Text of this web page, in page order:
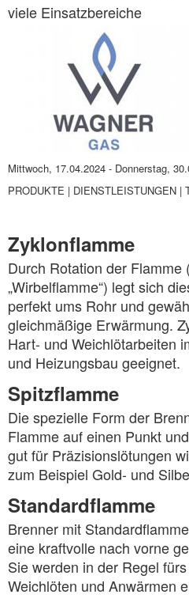
viele Einsatzbereiche
Mittwoch, 17.04.2024 - Donnerstag,
PRODUKTE | DIENSTLEISTUNGEN |
Zyklonflamme
Durch Rotation der Flamme
„Wirbelflamme“) legt sich
perfekt ums Rohr und
gleichmäßige Erwärmung.
Hart- und Weichlötarbeiten
und Heizungsbau geeignet.
Spitzflamme
Die spezielle Form der
Flamme auf einen Punkt
gut für Präzisionslötungen
zum Beispiel Gold- und
Standardflamme
Brenner mit
eine kraftvolle nach vorne
Sie werden in der Regel fürs
Weichlöten und Anwärmen